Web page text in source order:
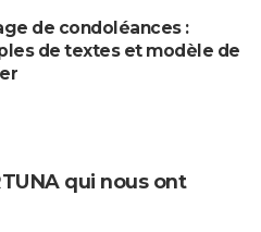
de condoléances :
de textes et modèle de
qui nous ont